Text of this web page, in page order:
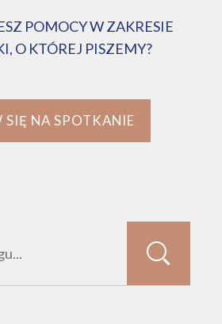
POMOCY W ZAKRESIE
O KTÓREJ PISZEMY?
SIĘ NA SPOTKANIE